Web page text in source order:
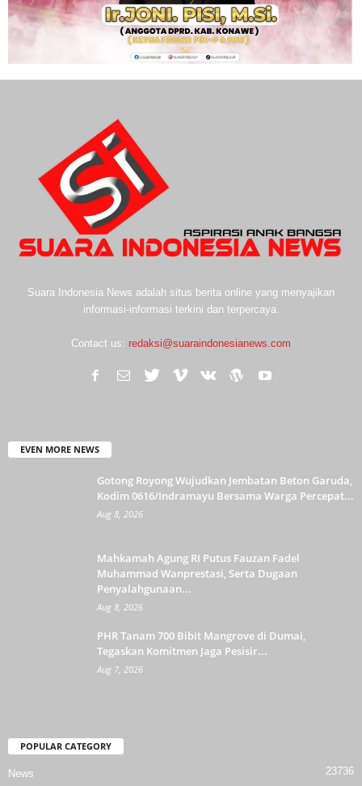
Suara Indonesia News adalah situs berita online yang menyajikan
informasi-informasi terkini dan terpercaya.
Contact us: redaksi@suaraindonesianews.com
EVEN MORE NEWS
Gotong Royong Wujudkan Jembatan Beton Garuda,
Kodim 0616/Indramayu Bersama Warga Percepat...
Aug 8, 2026
Mahkamah Agung RI Putus Fauzan Fadel
Muhammad Wanprestasi, Serta Dugaan
Penyalahgunaan...
Aug 8, 2026
PHR Tanam 700 Bibit Mangrove di Dumai,
Tegaskan Komitmen Jaga Pesisir...
Aug 7, 2026
POPULAR CATEGORY
News 23736